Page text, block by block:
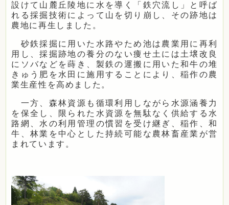
設けて山麓丘陵地に水を導く「鉄穴流し」と呼ば
れる採掘技術によって山を切り崩し、その跡地は
農地に再生しました。
砂鉄採掘に用いた水路やため池は農業用に再利
用し、採掘跡地の養分のない痩せ土には土壌改良
にソバなどを蒔き、製鉄の運搬に用いた和牛の堆
きゅう肥を水田に施用することにより、稲作の農
業生産性を高めました。
一方、森林資源も循環利用しながら水源涵養力
を保全し、限られた水資源を無駄なく供給する水
路網、水の利用管理の慣習を受け継ぎ、稲作、和
牛、林業を中心とした持続可能な農林畜産業が営
まれています。